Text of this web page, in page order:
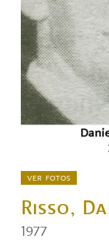
ver fotos
Risso,
1977